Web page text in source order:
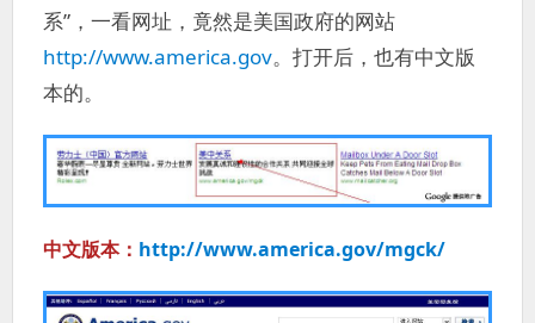
系”，一看网址，竟然是美国政府的网站
http://www.america.gov。打开后，也有中文版
本的。
中文版本： http://www.america.gov/mgck/